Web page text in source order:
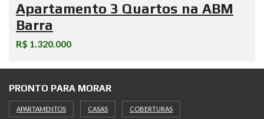
Apartamento 3 Quartos na ABM
Barra
R$ 1.320.000
PRONTO PARA MORAR
APARTAMENTOS CASAS COBERTURAS